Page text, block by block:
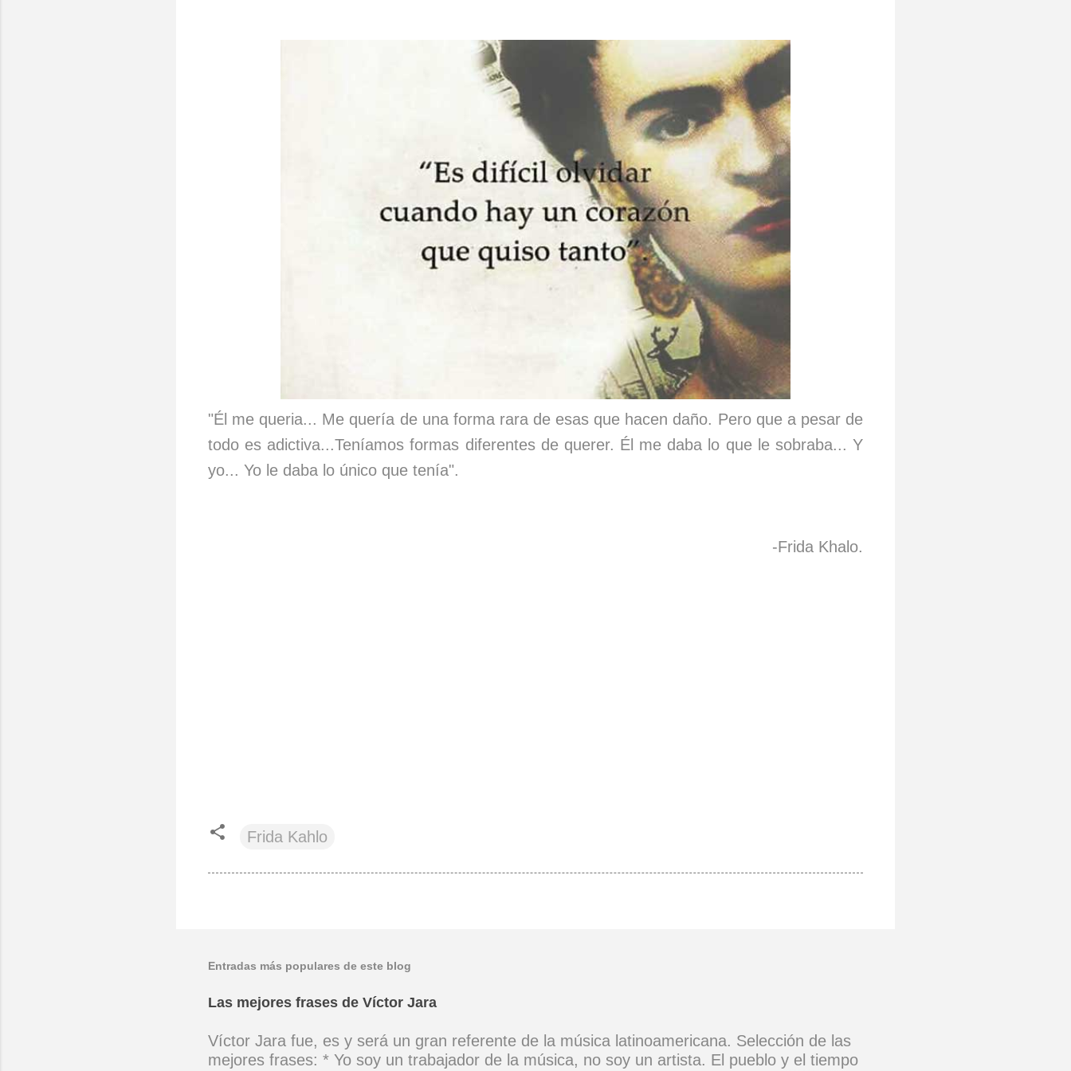
"Él me queria... Me quería de una forma rara de esas que hacen daño. Pero que a pesar de
todo es adictiva...Teníamos formas diferentes de querer. Él me daba lo que le sobraba... Y
yo... Yo le daba lo único que tenía".
-Frida Khalo.
Frida Kahlo
Entradas más populares de este blog
Las mejores frases de Víctor Jara
Víctor Jara fue, es y será un gran referente de la música latinoamericana. Selección de las
mejores frases: * Yo soy un trabajador de la música, no soy un artista. El pueblo y el tiempo